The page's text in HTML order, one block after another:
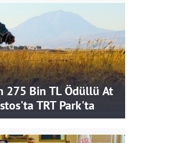
275 Bin TL Ödüllü At
TRT Park'ta